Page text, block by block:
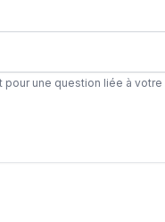
une question liée à